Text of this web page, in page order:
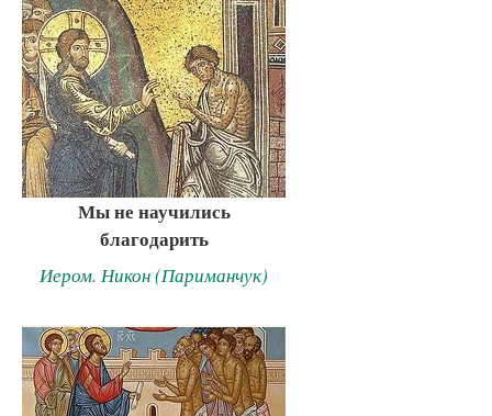
Мы не научились
благодарить
Иером. Никон (Париманчук)